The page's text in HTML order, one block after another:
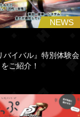
NEWS
バイバル』特別体験会
ご紹介！